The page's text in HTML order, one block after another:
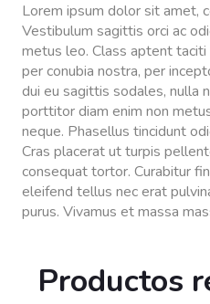
Lorem ipsum dolor sit amet,
Vestibulum sagittis orci ac
metus leo. Class aptent
per conubia nostra, per
dui eu sagittis sodales, nulla
porttitor diam enim non
neque. Phasellus tincidunt
Cras placerat ut turpis
consequat tortor. Curabitur
eleifend tellus nec erat
purus. Vivamus et massa
Productos